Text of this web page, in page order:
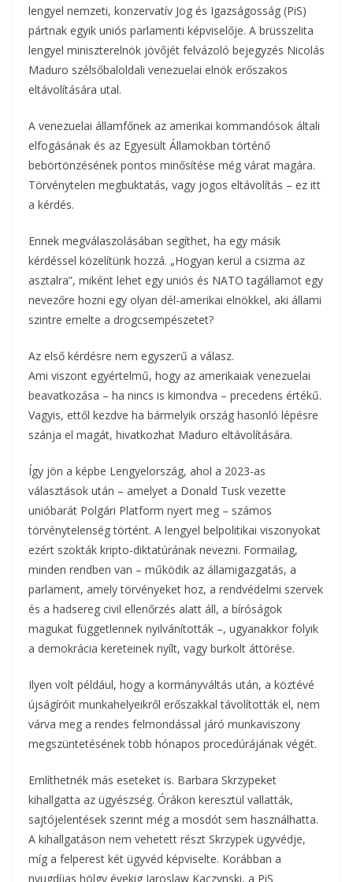
lengyel nemzeti, konzervatív Jog és Igazságosság (PiS)
pártnak egyik uniós parlamenti képviselője. A brüsszelita
lengyel miniszterelnök jövőjét felvázoló bejegyzés Nicolás
Maduro szélsőbaloldali venezuelai elnök erőszakos
eltávolítására utal.
A venezuelai államfőnek az amerikai kommandósok általi
elfogásának és az Egyesült Államokban történő
bebörtönzésének pontos minősítése még várat magára.
Törvénytelen megbuktatás, vagy jogos eltávolítás – ez itt
a kérdés.
Ennek megválaszolásában segíthet, ha egy másik
kérdéssel közelítünk hozzá. „Hogyan kerül a csizma az
asztalra”, miként lehet egy uniós és NATO tagállamot egy
nevezőre hozni egy olyan dél-amerikai elnökkel, aki állami
szintre emelte a drogcsempészetet?
Az első kérdésre nem egyszerű a válasz.
Ami viszont egyértelmű, hogy az amerikaiak venezuelai
beavatkozása – ha nincs is kimondva – precedens értékű.
Vagyis, ettől kezdve ha bármelyik ország hasonló lépésre
szánja el magát, hivatkozhat Maduro eltávolítására.
Így jön a képbe Lengyelország, ahol a 2023-as
választások után – amelyet a Donald Tusk vezette
unióbarát Polgári Platform nyert meg – számos
törvénytelenség történt. A lengyel belpolitikai viszonyokat
ezért szokták kripto-diktatúrának nevezni. Formailag,
minden rendben van – működik az államigazgatás, a
parlament, amely törvényeket hoz, a rendvédelmi szervek
és a hadsereg civil ellenőrzés alatt áll, a bíróságok
magukat függetlennek nyilvánították –, ugyanakkor folyik
a demokrácia kereteinek nyílt, vagy burkolt áttörése.
Ilyen volt például, hogy a kormányváltás után, a köztévé
újságíróit munkahelyeikről erőszakkal távolították el, nem
várva meg a rendes felmondással járó munkaviszony
megszüntetésének több hónapos procedúrájának végét.
Említhetnék más eseteket is. Barbara Skrzypeket
kihallgatta az ügyészség. Órákon keresztül vallatták,
sajtójelentések szerint még a mosdót sem használhatta.
A kihallgatáson nem vehetett részt Skrzypek ügyvédje,
míg a felperest két ügyvéd képviselte. Korábban a
nyugdíjas hölgy évekig Jaroslaw Kaczynski, a PiS